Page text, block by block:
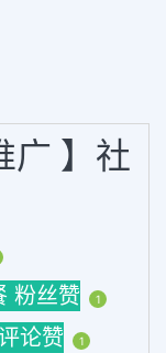
广 】社
粉丝赞 1
论赞 1